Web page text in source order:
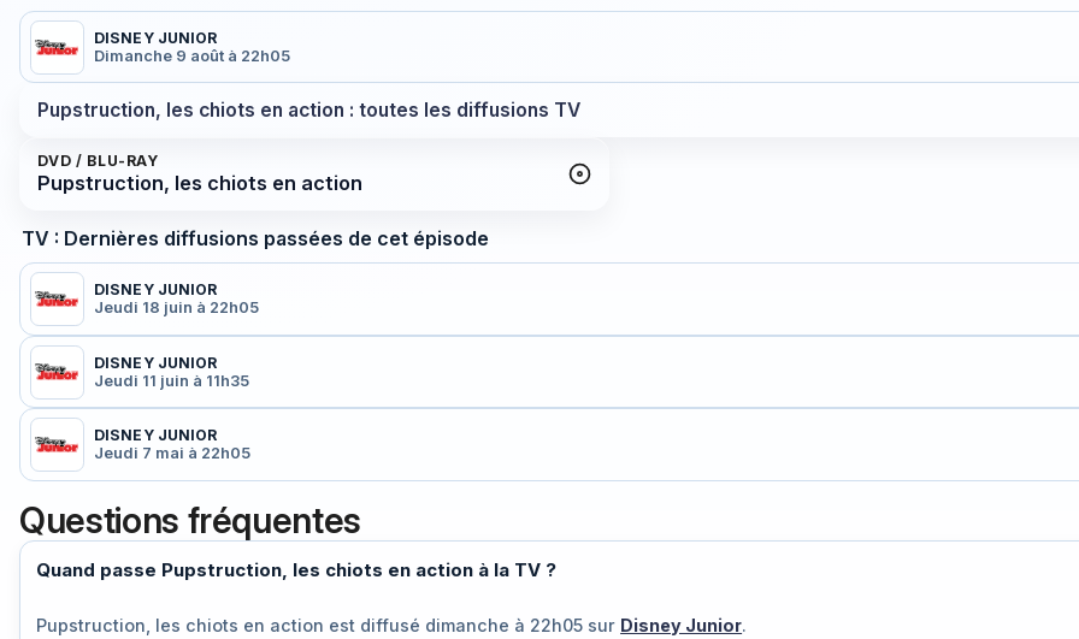
DISNEY JUNIOR
Dimanche 9 août à 22h05
Pupstruction, les chiots en action : toutes les diffusions TV
DVD / BLU-RAY
Pupstruction, les chiots en action
TV : Dernières diffusions passées de cet épisode
DISNEY JUNIOR
Jeudi 18 juin à 22h05
DISNEY JUNIOR
Jeudi 11 juin à 11h35
DISNEY JUNIOR
Jeudi 7 mai à 22h05
Questions fréquentes
Quand passe Pupstruction, les chiots en action à la TV ?
Pupstruction, les chiots en action est diffusé dimanche à 22h05 sur Disney Junior.